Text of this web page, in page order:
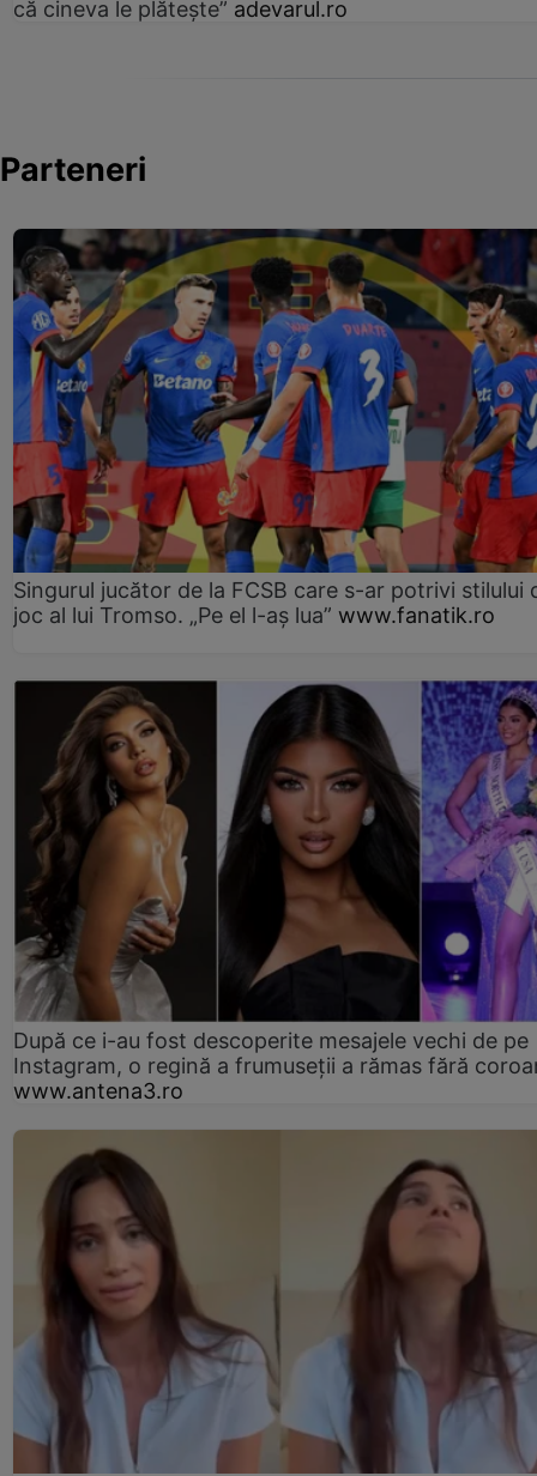
că cineva le plătește” adevarul.ro
Parteneri
Singurul jucător de la FCSB care s-ar potrivi stilului
joc al lui Tromso. „Pe el l-aș lua” www.fanatik.ro
După ce i-au fost descoperite mesajele vechi de pe
Instagram, o regină a frumuseții a rămas fără
www.antena3.ro